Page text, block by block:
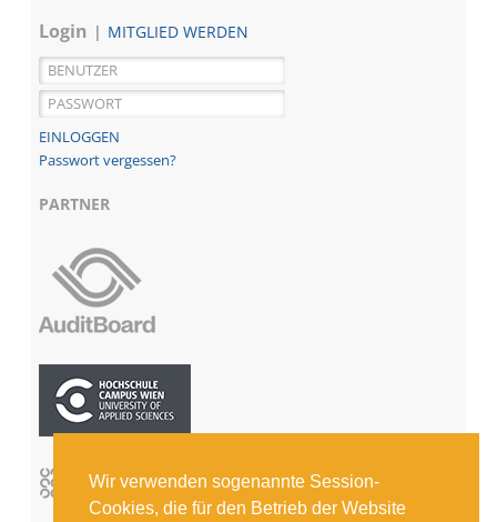
Wir verwenden sogenannte Session-
Cookies, die für den Betrieb der Website
Login
MITGLIED WERDEN
Passwort vergessen?
PARTNER